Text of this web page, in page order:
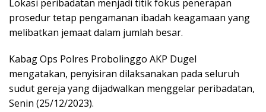
Lokasi peribadatan menjadi titik fokus penerapan
prosedur tetap pengamanan ibadah keagamaan yang
melibatkan jemaat dalam jumlah besar.
Kabag Ops Polres Probolinggo AKP Dugel
mengatakan, penyisiran dilaksanakan pada seluruh
sudut gereja yang dijadwalkan menggelar peribadatan,
Senin (25/12/2023).